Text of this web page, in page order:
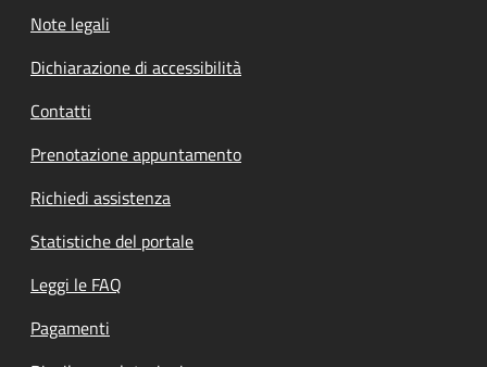
Note legali
Dichiarazione di accessibilità
Contatti
Prenotazione appuntamento
Richiedi assistenza
Statistiche del portale
Leggi le FAQ
Pagamenti